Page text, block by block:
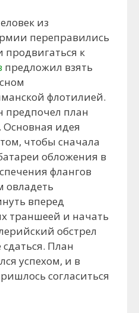
из
переправились
продвигаться к
предложил взять
флотилией.
предпочел план
идея
чтобы сначала
обложения в
флангов
овладеть
вперед
траншеей и начать
обстрел
План
успехом, и в
согласиться